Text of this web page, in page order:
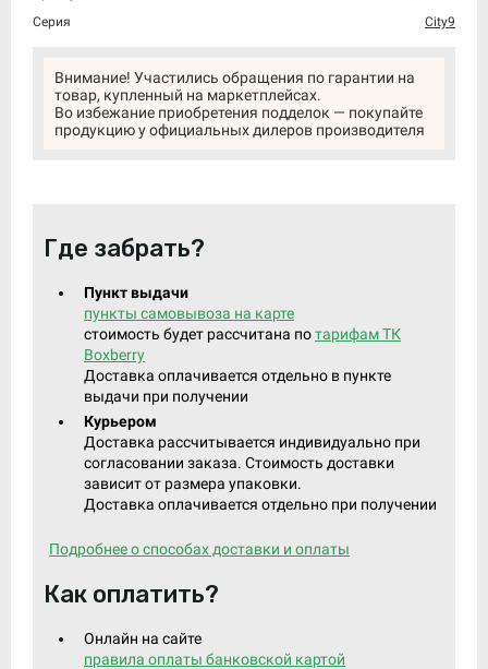
Серия
City9
Внимание! Участились обращения по гарантии на
товар, купленный на маркетплейсах.
Во избежание приобретения подделок — покупайте
продукцию у официальных дилеров производителя
Где забрать?
Пункт выдачи
пункты самовывоза на карте
стоимость будет рассчитана потарифам ТК
Boxberry
Доставка оплачивается отдельно в пункте
выдачи при получении
Курьером
Доставка рассчитывается индивидуально при
согласовании заказа. Стоимость доставки
зависит от размера упаковки.
Доставка оплачивается отдельно при получении
Подробнее о способах доставки и оплаты
Как оплатить?
Онлайн на сайте
правила оплаты банковской картой